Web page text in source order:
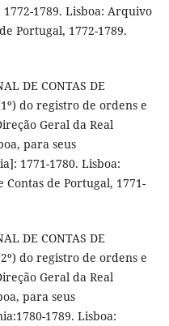
1789. Lisboa: Arquivo
Portugal, 1772-1789.
DE CONTAS DE
do registro de ordens e
Geral da Real
para seus
1771-1780. Lisboa:
de Portugal, 1771-
DE CONTAS DE
do registro de ordens e
Geral da Real
para seus
1789. Lisboa: